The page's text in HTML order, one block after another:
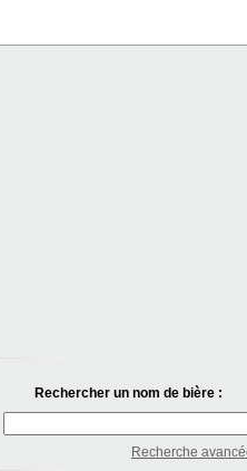
Rechercher un nom de bière :
Recherche